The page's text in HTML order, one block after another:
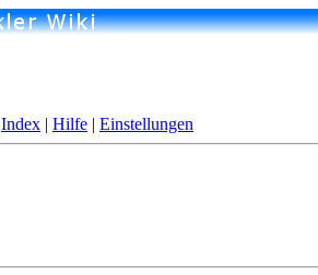
Index | Hilfe | Einstellungen